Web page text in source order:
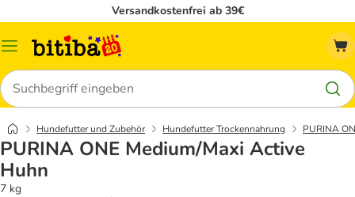
Versandkostenfrei ab 39€
Menü
Suchen
Hundefutter und Zubehör Hundefutter Trockennahrung PURINA
PURINA ONE Medium/Maxi Active
Huhn
7 kg